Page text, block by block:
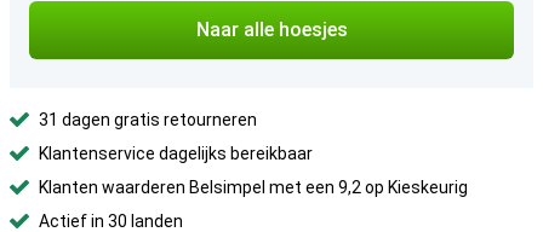
Naar alle hoesjes
31 dagen gratis retourneren
Klantenservice dagelijks bereikbaar
Klanten waarderen Belsimpel met een 9,2 op Kieskeurig
Actief in 30 landen